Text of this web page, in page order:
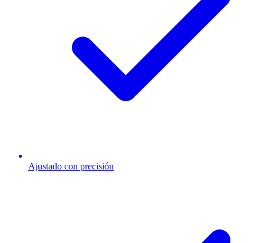
Ajustado con precisión